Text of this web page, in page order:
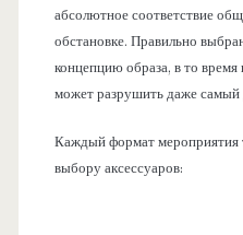
абсолютное соответствие
обстановке. Правильно
концепцию образа, в то время
может разрушить даже самый
Каждый формат мероприятия
выбору аксессуаров: